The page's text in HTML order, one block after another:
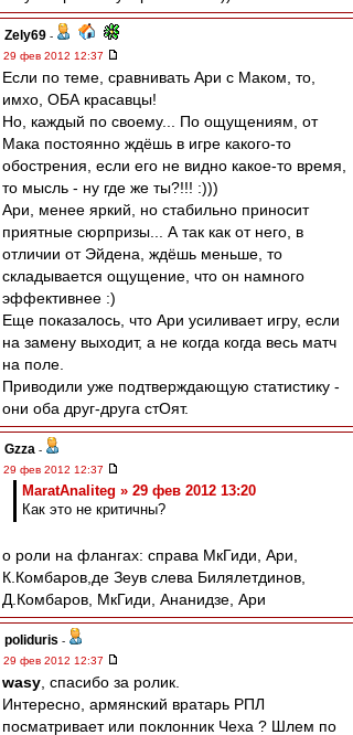
Zely69 -
29 фев 2012 12:37
Если по теме, сравнивать Ари с Маком, то,
имхо, ОБА красавцы!
Но, каждый по своему... По ощущениям, от
Мака постоянно ждёшь в игре какого-то
обострения, если его не видно какое-то время,
то мысль - ну где же ты?!!! :)))
Ари, менее яркий, но стабильно приносит
приятные сюрпризы... А так как от него, в
отличии от Эйдена, ждёшь меньше, то
складывается ощущение, что он намного
эффективнее :)
Еще показалось, что Ари усиливает игру, если
на замену выходит, а не когда когда весь матч
на поле.
Приводили уже подтверждающую статистику -
они оба друг-друга стОят.
Gzza -
29 фев 2012 12:37
MaratAnaliteg » 29 фев 2012 13:20
Как это не критичны?
о роли на флангах: справа МкГиди, Ари,
К.Комбаров,де Зеув слева Билялетдинов,
Д.Комбаров, МкГиди, Ананидзе, Ари
poliduris -
29 фев 2012 12:37
wasy , спасибо за ролик.
Интересно, армянский вратарь РПЛ
посматривает или поклонник Чеха ? Шлем по